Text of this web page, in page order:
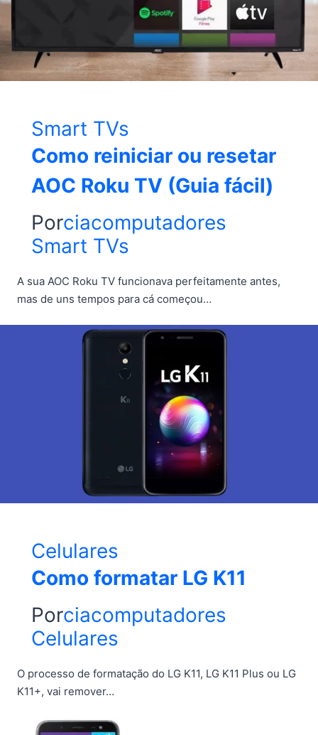
Smart TVs
Como reiniciar ou resetar
AOC Roku TV (Guia fácil)
Porciacomputadores
Smart TVs
A sua AOC Roku TV funcionava perfeitamente antes,
mas de uns tempos para cá começou…
Celulares
Como formatar LG K11
Porciacomputadores
Celulares
O processo de formatação do LG K11, LG K11 Plus ou LG
K11+, vai remover…